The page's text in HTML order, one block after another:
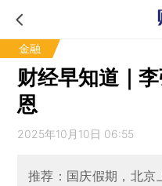
金融
财经早知道｜
恩
2025年10月10日 06:55
推荐：国庆假期，北京